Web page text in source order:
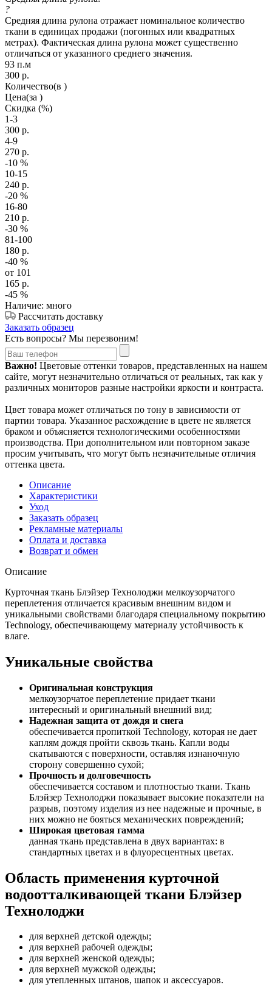
?
Средняя длина рулона отражает номинальное количество
ткани в единицах продажи (погонных или квадратных
метрах). Фактическая длина рулона может существенно
отличаться от указанного среднего значения.
93 п.м
300 р.
Количество(в )
Цена(за )
Скидка (%)
1-3
300 р.
4-9
270 р.
-10 %
10-15
240 р.
-20 %
16-80
210 р.
-30 %
81-100
180 р.
-40 %
от 101
165 р.
-45 %
Наличие: много
Рассчитать доставку
Заказать образец
Есть вопросы? Мы перезвоним!
Важно! Цветовые оттенки товаров, представленных на нашем
сайте, могут незначительно отличаться от реальных, так как у
различных мониторов разные настройки яркости и контраста.
Цвет товара может отличаться по тону в зависимости от
партии товара. Указанное расхождение в цвете не является
браком и объясняется технологическими особенностями
производства. При дополнительном или повторном заказе
просим учитывать, что могут быть незначительные отличия
оттенка цвета.
Описание
Характеристики
Уход
Заказать образец
Рекламные материалы
Оплата и доставка
Возврат и обмен
Описание
Курточная ткань Блэйзер Технолоджи мелкоузорчатого
переплетения отличается красивым внешним видом и
уникальными свойствами благодаря специальному покрытию
Technology, обеспечивающему материалу устойчивость к
влаге.
Уникальные свойства
Оригинальная конструкция
мелкоузорчатое переплетение придает ткани
интересный и оригинальный внешний вид;
Надежная защита от дождя и снега
обеспечивается пропиткой Technology, которая не дает
каплям дождя пройти сквозь ткань. Капли воды
скатываются с поверхности, оставляя изнаночную
сторону совершенно сухой;
Прочность и долговечность
обеспечивается составом и плотностью ткани. Ткань
Блэйзер Технолоджи показывает высокие показатели на
разрыв, поэтому изделия из нее надежные и прочные, в
них можно не бояться механических повреждений;
Широкая цветовая гамма
данная ткань представлена в двух вариантах: в
стандартных цветах и в флуоресцентных цветах.
Область применения курточной
водоотталкивающей ткани Блэйзер
Технолоджи
для верхней детской одежды;
для верхней рабочей одежды;
для верхней женской одежды;
для верхней мужской одежды;
для утепленных штанов, шапок и аксессуаров.